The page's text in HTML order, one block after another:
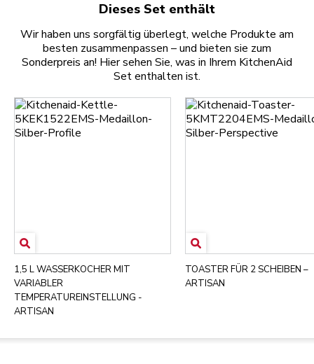
Dieses Set enthält
Wir haben uns sorgfältig überlegt, welche Produkte am
besten zusammenpassen – und bieten sie zum
Sonderpreis an! Hier sehen Sie, was in Ihrem KitchenAid
Set enthalten ist.
1,5 L WASSERKOCHER MIT
VARIABLER
TEMPERATUREINSTELLUNG -
ARTISAN
TOASTER FÜR 2 SCHEIBEN –
ARTISAN